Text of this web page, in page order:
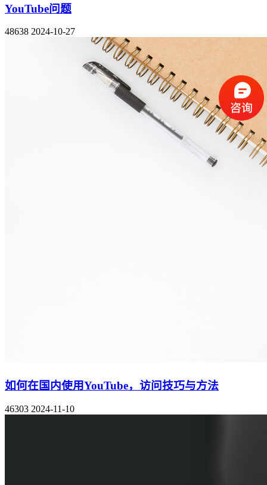
YouTube问题
48638 2024-10-27
如何在国内使用YouTube，访问技巧与方法
46303 2024-11-10